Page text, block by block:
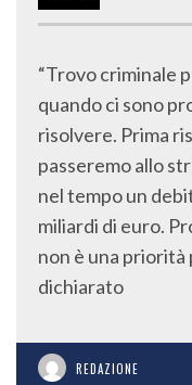
“Trovo criminale
quando ci sono
risolvere. Prima
passeremo allo
nel tempo un
miliardi di euro.
non è una priorità
dichiarato
REDAZIONE